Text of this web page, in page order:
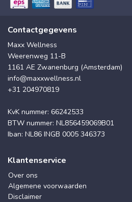
Contactgegevens
Maxx Wellness
Weerenweg 11-B
1161 AE Zwanenburg (Amsterdam)
info@maxxwellness.nl
+31 204970819
KvK nummer: 66242533
BTW nummer: NL856459069B01
Iban: NL86 INGB 0005 346373
Klantenservice
Over ons
Algemene voorwaarden
Disclaimer